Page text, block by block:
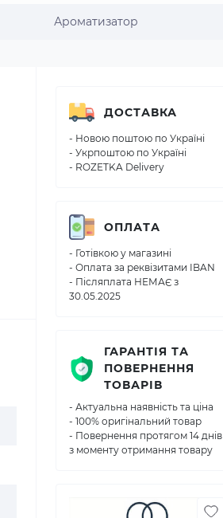
Ароматизатор
ДОСТАВКА
- Новою поштою по Україні
- Укрпоштою по Україні
- ROZETKA Delivery
ОПЛАТА
- Готівкою у магазині
- Оплата за реквізитами IBAN
- Післяплата НЕМАЄ з
30.05.2025
ГАРАНТІЯ ТА
ПОВЕРНЕННЯ
ТОВАРІВ
- Актуальна наявність та ціна
- 100% оригінальний товар
- Повернення протягом 14 днів
з моменту отримання товару